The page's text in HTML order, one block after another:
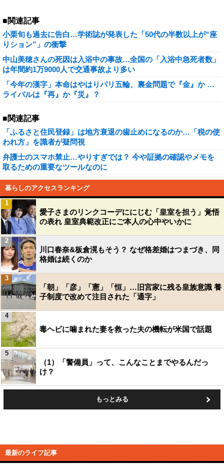
■関連記事
小栗旬も過去に告白…学術誌が発表した「50代の半数以上が“座
りション”」の衝撃
中山美穂さんの死因は入浴中の事故…全国の「入浴中急死者数」
は年間約1万9000人で交通事故より多い
「今年の漢字」本命はやはりパリ五輪、裏金問題で『金』か …
ライバルは『再』か『災』？
■関連記事
「ふるさと住民登録」は地方衰退の歯止めになるのか…「税の使
われ方」を識者が疑問視
弁護士のスマホ禁止…やりすぎでは？ 今や証拠の確認やメモを
取るための重要なツールなのに
暮らしのアクセスランキング
愛子さまのリンクコーデににじむ「皇室を担う」覚悟
の表れ 皇室典範改正にご本人の心中やいかに
1
川口春奈&板倉滉もそう？ なぜ格差婚はつまづき、同
格婚は続くのか
2
「朝」「彦」「憲」「恒」…旧宮家に残る皇族意識 養
子制度で改めて注目された「通字」
3
毒ヘビに噛まれた妻を救った夫の機転が米国で話題
4
（1）「警備員」って、こんなことまでやるんだっ
け？
5
もっとみる
最新のライフ記事